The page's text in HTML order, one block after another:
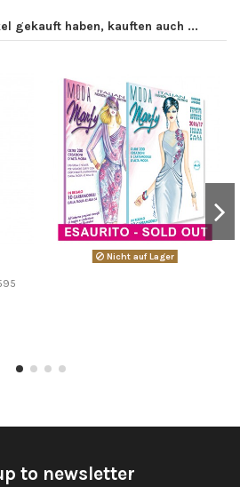
gekauft haben, kauften auch ...
Nicht auf Lager
to newsletter